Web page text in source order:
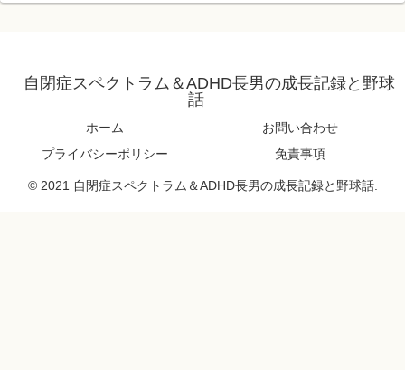
自閉症スペクトラム＆ADHD長男の成長記録と野球
話
ホーム
お問い合わせ
プライバシーポリシー
免責事項
© 2021 自閉症スペクトラム＆ADHD長男の成長記録と野球話.